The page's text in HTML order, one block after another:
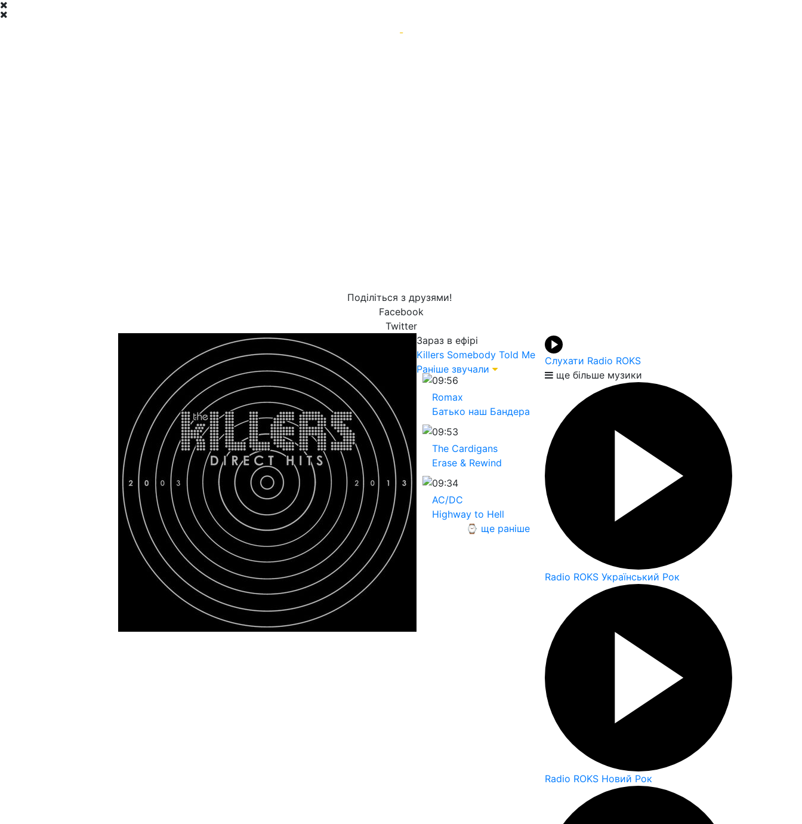
-
Поділіться з друзями!
Facebook
Twitter
Зараз в ефірі
Killers Somebody Told Me
Раніше звучали
09:56
Romax
Батько наш Бандера
09:53
The Cardigans
Erase & Rewind
09:34
AC/DC
Highway to Hell
⌚ ще раніше
Слухати Radio ROKS
ще більше музики
Radio ROKS Український Рок
Radio ROKS Новий Рок